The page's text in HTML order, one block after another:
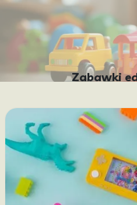
Zabawki